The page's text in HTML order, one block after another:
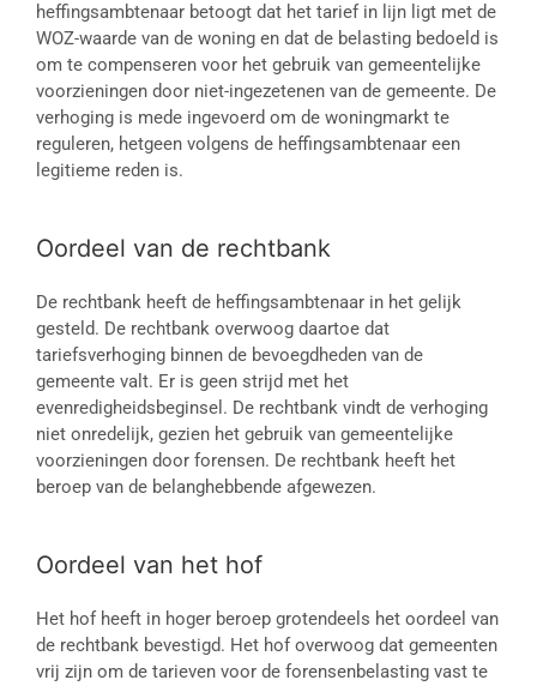
heffingsambtenaar betoogt dat het tarief in lijn ligt met de
WOZ-waarde van de woning en dat de belasting bedoeld is
om te compenseren voor het gebruik van gemeentelijke
voorzieningen door niet-ingezetenen van de gemeente. De
verhoging is mede ingevoerd om de woningmarkt te
reguleren, hetgeen volgens de heffingsambtenaar een
legitieme reden is.
Oordeel van de rechtbank
De rechtbank heeft de heffingsambtenaar in het gelijk
gesteld. De rechtbank overwoog daartoe dat
tariefsverhoging binnen de bevoegdheden van de
gemeente valt. Er is geen strijd met het
evenredigheidsbeginsel. De rechtbank vindt de verhoging
niet onredelijk, gezien het gebruik van gemeentelijke
voorzieningen door forensen. De rechtbank heeft het
beroep van de belanghebbende afgewezen.
Oordeel van het hof
Het hof heeft in hoger beroep grotendeels het oordeel van
de rechtbank bevestigd. Het hof overwoog dat gemeenten
vrij zijn om de tarieven voor de forensenbelasting vast te